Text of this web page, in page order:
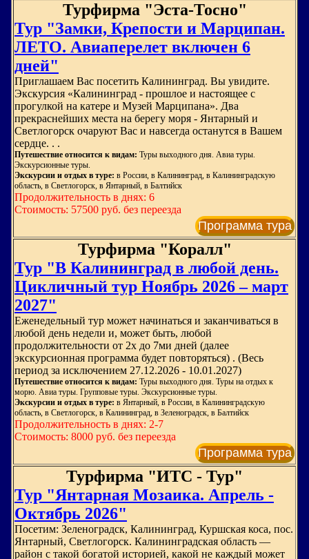
Турфирма "Эста-Тосно"
Тур "Замки, Крепости и Марципан.
ЛЕТО. Авиаперелет включен 6
дней"
Приглашаем Вас посетить Калининград. Вы увидите.
Экскурсия «Калининград - прошлое и настоящее с
прогулкой на катере и Музей Марципана». Два
прекраснейших места на берегу моря - Янтарный и
Светлогорск очаруют Вас и навсегда останутся в Вашем
сердце. . .
Путешествие относится к видам: Туры выходного дня. Авиа туры.
Экскурсионные туры.
Экскурсии и отдых в туре: в России, в Калининград, в Калининградскую
область, в Светлогорск, в Янтарный, в Балтийск
Продолжительность в днях: 6
Стоимость: 57500 руб. без переезда
Программа тура
Турфирма "Коралл"
Тур "В Калининград в любой день.
Цикличный тур Ноябрь 2026 – март
2027"
Еженедельный тур может начинаться и заканчиваться в
любой день недели и, может быть, любой
продолжительности от 2х до 7ми дней (далее
экскурсионная программа будет повторяться) . (Весь
период за исключением 27.12.2026 - 10.01.2027)
Путешествие относится к видам: Туры выходного дня. Туры на отдых к
морю. Авиа туры. Групповые туры. Экскурсионные туры.
Экскурсии и отдых в туре: в Янтарный, в России, в Калининградскую
область, в Светлогорск, в Калининград, в Зеленоградск, в Балтийск
Продолжительность в днях: 2-7
Стоимость: 8000 руб. без переезда
Программа тура
Турфирма "ИТС - Тур"
Тур "Янтарная Мозаика. Апрель -
Октябрь 2026"
Посетим: Зеленоградск, Калининград, Куршская коса, пос.
Янтарный, Светлогорск. Калининградская область —
район с такой богатой историей, какой не каждый может